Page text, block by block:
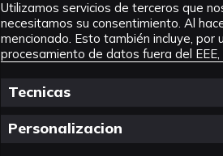
Utilizamos servicios de terceros que
necesitamos su consentimiento. Al
mencionado. Esto también incluye,
procesamiento de datos fuera del EEE,
Tecnicas
Personalizacion